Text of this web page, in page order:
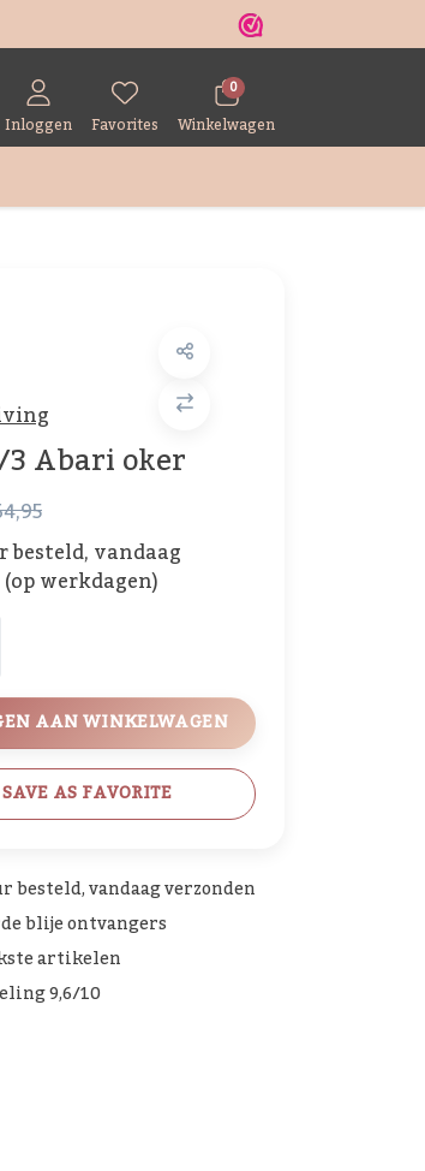
Inloggen Favorites
0
Winkelwagen
Abari oker
besteld, vandaag
werkdagen)
AAN WINKELWAGEN
SAVE AS FAVORITE
besteld, vandaag verzonden
blije ontvangers
artikelen
9,6/10